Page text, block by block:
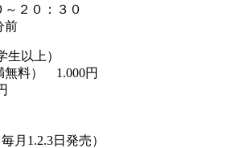
２０：３０
前
生以上）
無料） 1.000円
月1.2.3日発売）